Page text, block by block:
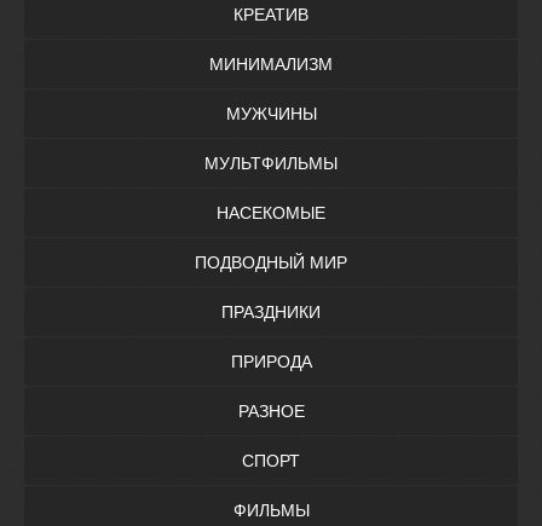
КРЕАТИВ
МИНИМАЛИЗМ
МУЖЧИНЫ
МУЛЬТФИЛЬМЫ
НАСЕКОМЫЕ
ПОДВОДНЫЙ МИР
ПРАЗДНИКИ
ПРИРОДА
РАЗНОЕ
СПОРТ
ФИЛЬМЫ